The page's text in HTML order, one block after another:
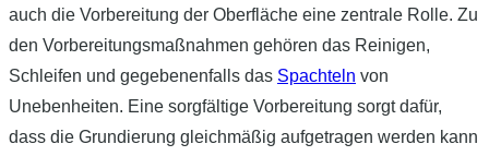
auch die Vorbereitung der Oberfläche eine zentrale Rolle. Zu
den Vorbereitungsmaßnahmen gehören das Reinigen,
Schleifen und gegebenenfalls das Spachteln von
Unebenheiten. Eine sorgfältige Vorbereitung sorgt dafür,
dass die Grundierung gleichmäßig aufgetragen werden kann